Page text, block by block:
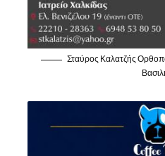
Σταύρος Καλατζής